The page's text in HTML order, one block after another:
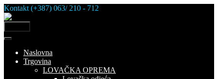
Skip
to
content
Kontakt (+387) 063/ 210 - 712
Naslovna
Trgovina
LOVAČKA OPREMA